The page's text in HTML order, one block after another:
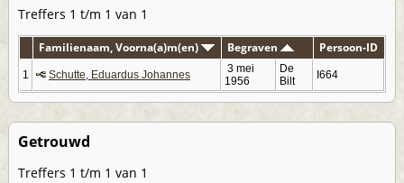
Treffers 1 t/m 1 van 1
Familienaam, Voorna(a)m(en) Begraven Persoon-ID
1 Schutte, Eduardus Johannes
3 mei
1956
De
Bilt
I664
Getrouwd
Treffers 1 t/m 1 van 1